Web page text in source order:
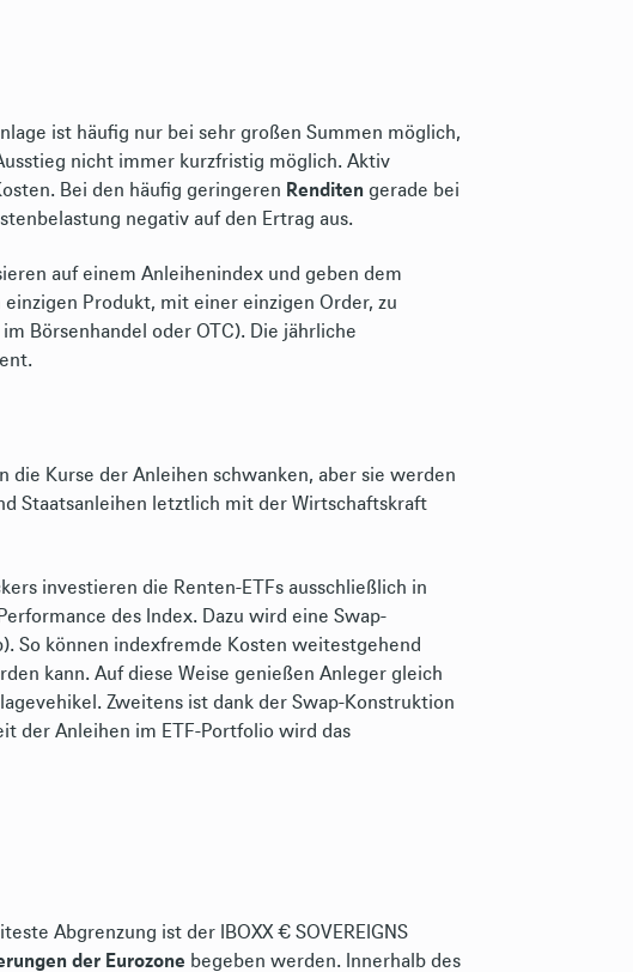
ist häufig nur bei sehr großen Summen möglich,
nicht immer kurzfristig möglich. Aktiv
Bei den häufig geringeren Renditengerade bei
negativ auf den Ertrag aus.
auf einem Anleihenindex und geben dem
Produkt, mit einer einzigen Order, zu
Börsenhandel oder OTC). Die jährliche
die Kurse der Anleihen schwanken, aber sie werden
Staatsanleihen letztlich mit der Wirtschaftskraft
investieren die Renten-ETFs ausschließlich in
des Index. Dazu wird eine Swap-
So können indexfremde Kosten weitestgehend
kann. Auf diese Weise genießen Anleger gleich
Zweitens ist dank der Swap-Konstruktion
der Anleihen im ETF-Portfolio wird das
Abgrenzung ist der IBOXX € SOVEREIGNS
der Eurozone begeben werden. Innerhalb des